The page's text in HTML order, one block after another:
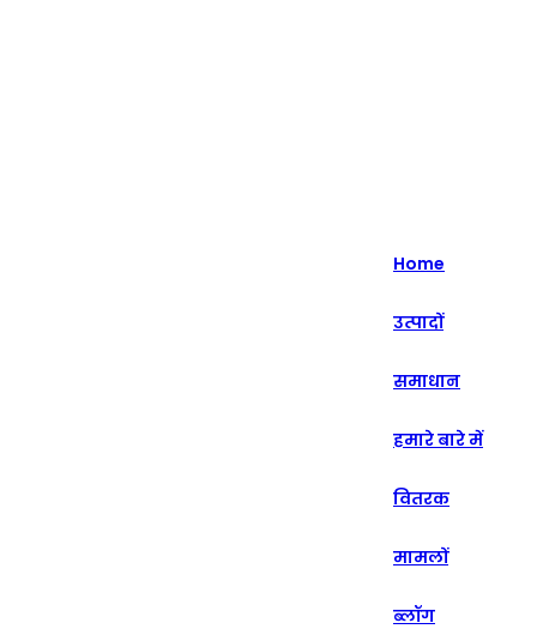
русский
Home
उत्पादों
समाधान
हमारे बारे में
वितरक
मामलों
ब्लॉग